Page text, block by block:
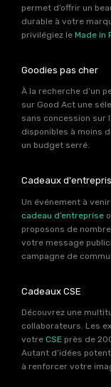
permet d’offrir un
durable à votre
privilégiez le Made in
Goodies pas cher
À la recherche d’un
sur Good Act une
sans concession sur
disponibles à moins
un budget serré.
Cadeaux
Un événement à
cadeau d’entreprise
proposons de
votre message
campagne de
Cadeaux CSE
Découvrez une
collaborateurs. Les
votre CSE près de
Autant d’idées
à renforcer votre